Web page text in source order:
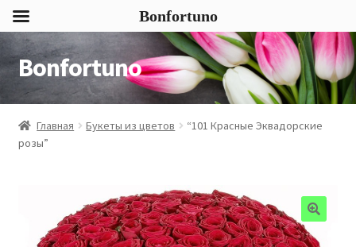
Перейти
к
навигации
Перейти
к
содержимому
Bonfortuno
Главная Букеты из цветов
“101 Красные Эквадорские
розы”
Bonfortuno